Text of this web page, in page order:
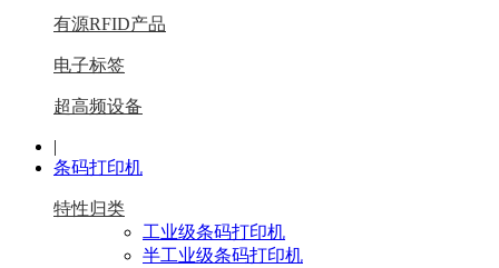
有源RFID产品
电子标签
超高频设备
|
条码打印机
特性归类
工业级条码打印机
半工业级条码打印机